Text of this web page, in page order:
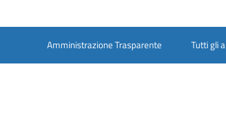
Amministrazione Trasparente Tutti gli